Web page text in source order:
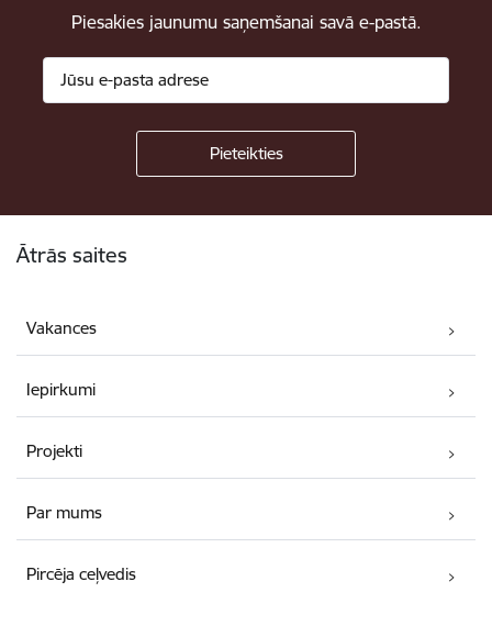
Piesakies jaunumu saņemšanai savā e-pastā.
Ātrās saites
Vakances
Iepirkumi
Projekti
Par mums
Pircēja ceļvedis